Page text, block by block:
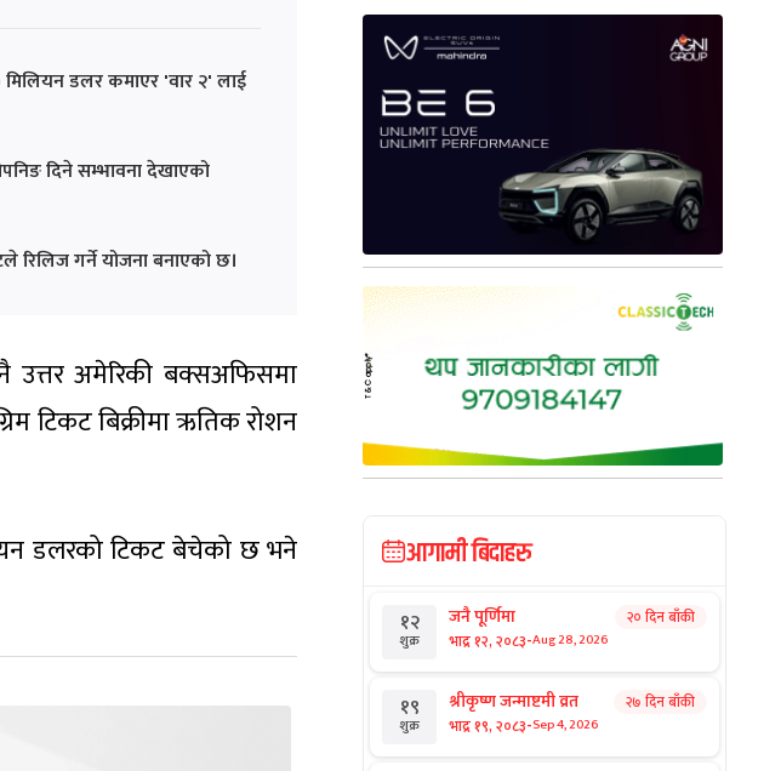
डलर कमाएर 'वार २' लाई
दिने सम्भावना देखाएको
रिलिज गर्ने योजना बनाएको छ।
उत्तर अमेरिकी बक्सअफिसमा
टिकट बिक्रीमा ऋतिक रोशन
डलरको टिकट बेचेको छ भने
आगामी बिदाहरु
१२
शुक्र
जनै पूर्णिमा
भाद्र १२, २०८३-Aug 28, 2026
२० दिन बाँकी
१९
शुक्र
श्रीकृष्ण जन्माष्टमी व्रत
भाद्र १९, २०८३-Sep 4, 2026
२७ दिन बाँकी